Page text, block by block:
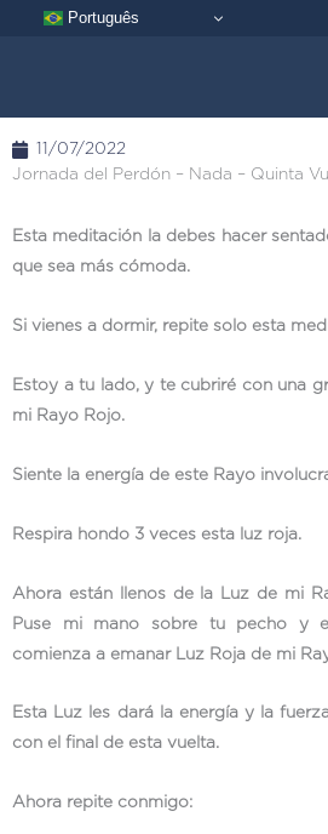
Português
11/07/2022
Jornada del Perdón – Nada – Quinta
Esta meditación la debes hacer
que sea más cómoda.
Si vienes a dormir, repite solo esta
Estoy a tu lado, y te cubriré con una
mi Rayo Rojo.
Siente la energía de este Rayo
Respira hondo 3 veces esta luz roja.
Ahora están llenos de la Luz de mi
Puse mi mano sobre tu pecho y
comienza a emanar Luz Roja de mi
Esta Luz les dará la energía y la
con el final de esta vuelta.
Ahora repite conmigo: